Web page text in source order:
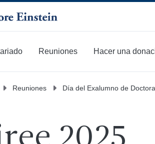
Reuniones Hacer una
Reuniones Día del Exalumno de